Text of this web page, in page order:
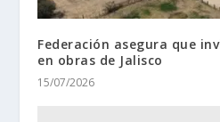
Federación asegura que
en obras de Jalisco
15/07/2026